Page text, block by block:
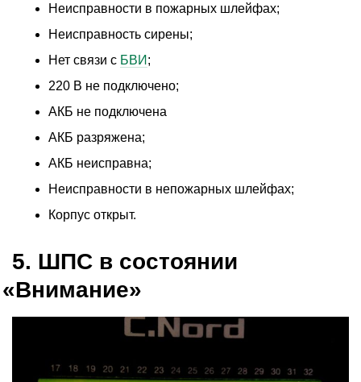
Неисправности в пожарных шлейфах;
Неисправность сирены;
Нет связи с БВИ ;
220 В не подключено;
АКБ не подключена
АКБ разряжена;
АКБ неисправна;
Неисправности в непожарных шлейфах;
Корпус открыт.
5. ШПС в состоянии
«Внимание»